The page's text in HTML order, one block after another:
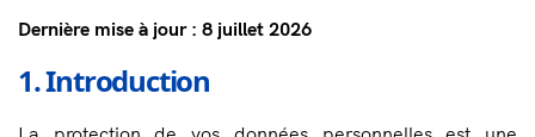
Dernière mise à jour : 8 juillet 2026
1. Introduction